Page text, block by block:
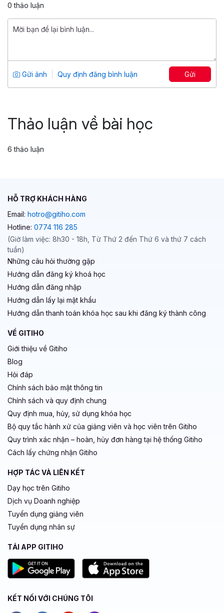
699,000 đ
Tổng số 2+ giờ
18 bài giảng
5
328
0 thảo luận
Gửi ảnh Quy định đăng bình luận Gửi
Thảo luận về bài học
6 thảo luận
HỖ TRỢ KHÁCH HÀNG
Email: hotro@gitiho.com
Hotline: 0774 116 285
(Giờ làm việc: 8h30 - 18h, Từ Thứ 2 đến Thứ 6 và thứ 7 cách
tuần)
Những câu hỏi thường gặp
Hướng dẫn đăng ký khoá học
Hướng dẫn đăng nhập
Hướng dẫn lấy lại mật khẩu
Hướng dẫn thanh toán khóa học sau khi đăng ký thành công
VỀ GITIHO
Giới thiệu về Gitiho
Blog
Hỏi đáp
Chính sách bảo mật thông tin
Chính sách và quy định chung
Quy định mua, hủy, sử dụng khóa học
Bộ quy tắc hành xử của giảng viên và học viên trên Gitiho
Quy trình xác nhận – hoàn, hủy đơn hàng tại hệ thống Gitiho
Cách lấy chứng nhận Gitiho
HỢP TÁC VÀ LIÊN KẾT
Dạy học trên Gitiho
Dịch vụ Doanh nghiệp
Tuyển dụng giảng viên
Tuyển dụng nhân sự
TẢI APP GITIHO
KẾT NỐI VỚI CHÚNG TÔI